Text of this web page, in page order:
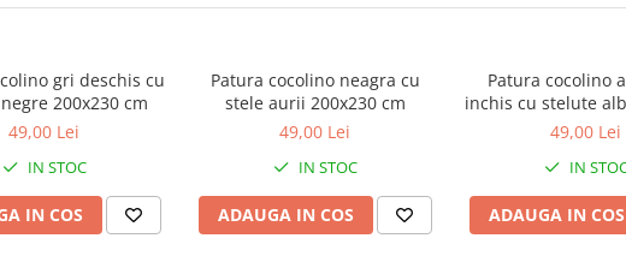
gri deschis cu
200x230 cm
49,00 Lei
IN STOC
IN COS
Patura cocolino neagra cu
stele aurii 200x230 cm
49,00 Lei
IN STOC
ADAUGA IN COS
Patura cocolino
inchis cu stelute
cm
49,00 Lei
IN
ADAUGA IN COS